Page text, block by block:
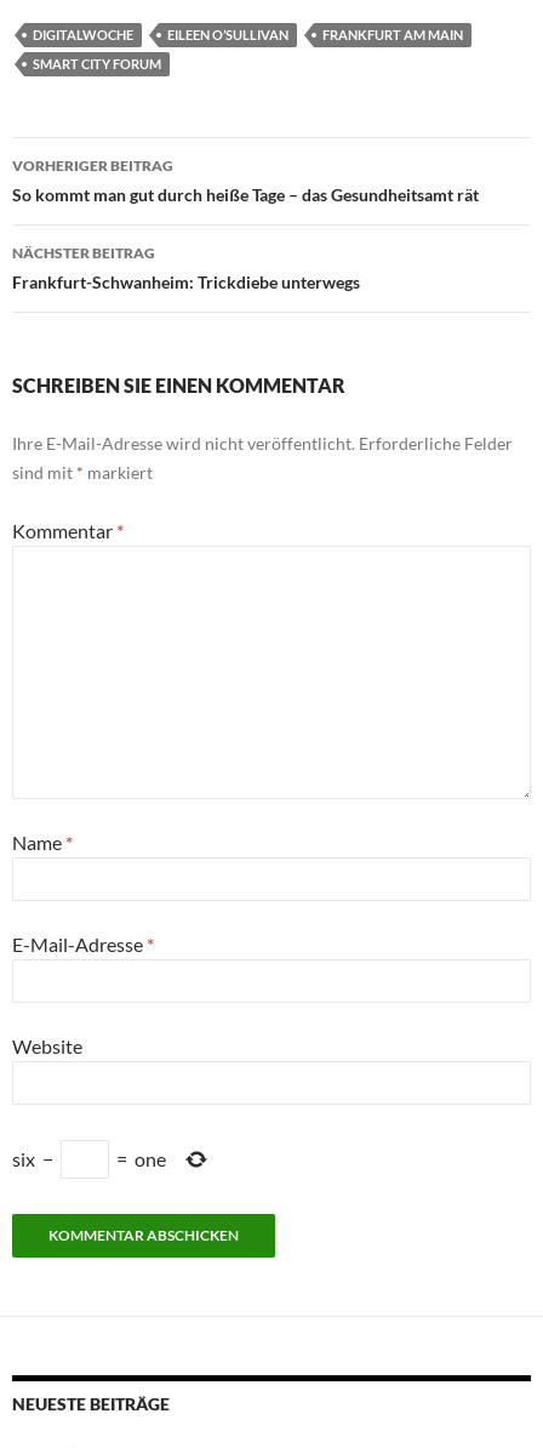
DIGITALWOCHE EILEEN O’SULLIVAN
FRANKFURT AM MAIN
SMART CITY FORUM
Beitragsnavigation
VORHERIGER BEITRAG
So kommt man gut durch heiße Tage – das Gesundheitsamt rät
NÄCHSTER BEITRAG
Frankfurt-Schwanheim: Trickdiebe unterwegs
SCHREIBEN SIE EINEN KOMMENTAR
Ihre E-Mail-Adresse wird nicht veröffentlicht. Erforderliche Felder
sind mit * markiert
Kommentar *
Name *
E-Mail-Adresse *
Website
six − = one
NEUESTE BEITRÄGE